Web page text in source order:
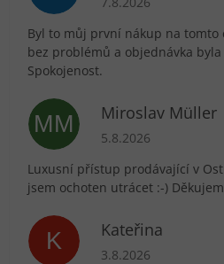
Byl to můj první nákup na tomto
bez problémů a objednávka
Spokojenost.
MM Miroslav Müller
Hodnocení obchodu
5.8.2026
Luxusní přístup prodávající v
jsem ochoten utrácet :-)
K Kateřina
Hodnocení obchodu
3.8.2026